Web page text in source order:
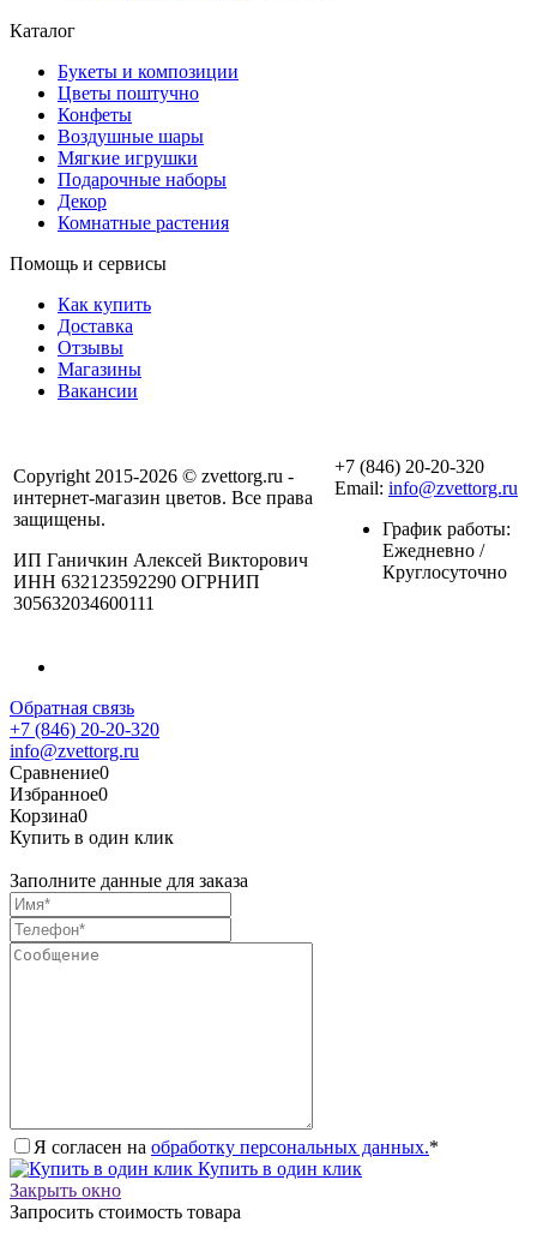
Каталог
Букеты и композиции
Цветы поштучно
Конфеты
Воздушные шары
Мягкие игрушки
Подарочные наборы
Декор
Комнатные растения
Помощь и сервисы
Как купить
Доставка
Отзывы
Магазины
Вакансии
Copyright 2015-2026 © zvettorg.ru -
интернет-магазин цветов. Все права
защищены.
ИП Ганичкин Алексей Викторович
ИНН 632123592290 ОГРНИП
305632034600111
+7 (846) 20-20-320
Email: info@zvettorg.ru
График работы:
Ежедневно /
Круглосуточно
Обратная связь
+7 (846) 20-20-320
info@zvettorg.ru
Сравнение0
Избранное0
Корзина0
Купить в один клик
Заполните данные для заказа
Я согласен на обработку персональных данных.*
Купить в один клик
Закрыть окно
Запросить стоимость товара